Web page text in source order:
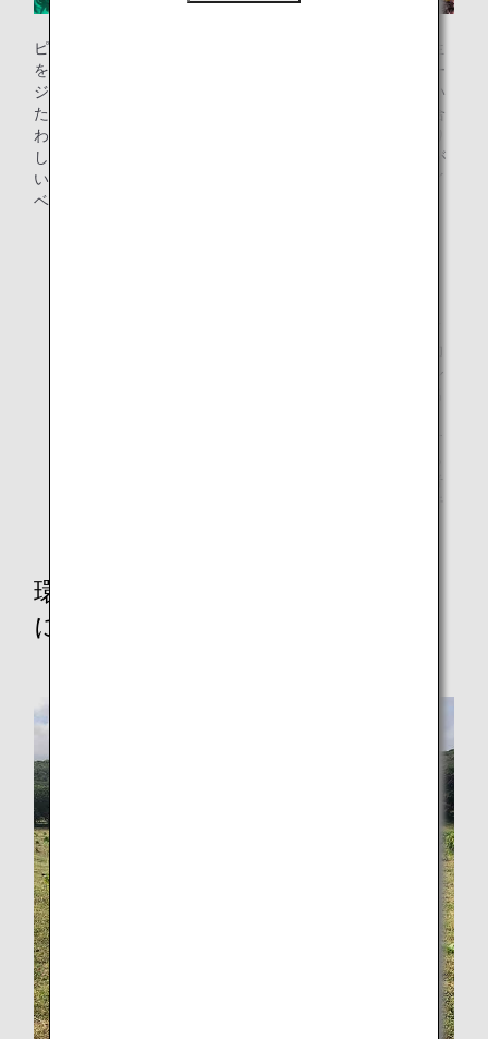
ピアニスト辻󠄀井伸行（*1）さんをお迎えし、ハワイの小学生
を無料で招待して開催いたしました。子どもたちは、ステー
ジ上の間近で辻井さんの演奏を聴いた後、子どもたちが弾い
たピアノの音を辻井さんが再現をしたり、弾いている音に合
わせて同じピアノで辻井さんが即興でメロディーを奏でたり
して、ピアノを通して交流を深め、国籍、人種、言語、障が
い、年齢等に関わりなく、音楽でつながる喜びを体現するイ
ベントとなりました。
を収めたほか、ウィーン楽友協会やベルリン・フィル
環境保全活動（ANAグループ社員
による植樹）